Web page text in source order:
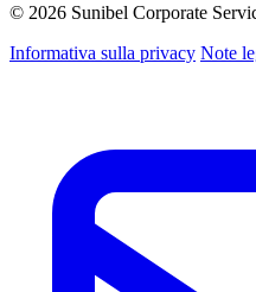
© 2026 Sunibel Corporate
Informativa sulla privacy Note